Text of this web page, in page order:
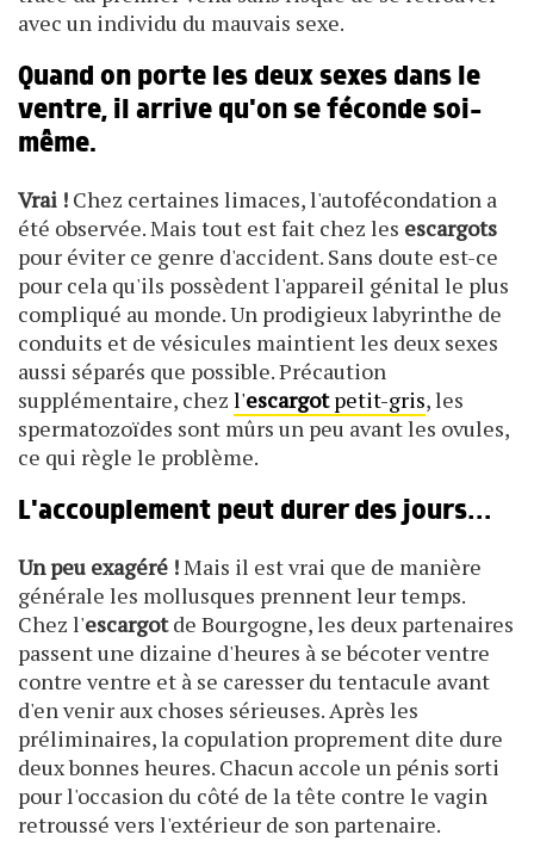
avec un individu du mauvais sexe.
Quand on porte les deux sexes dans le
ventre, il arrive qu'on se féconde soi-
même.
Vrai ! Chez certaines limaces, l'autofécondation a
été observée. Mais tout est fait chez les escargots
pour éviter ce genre d'accident. Sans doute est-ce
pour cela qu'ils possèdent l'appareil génital le plus
compliqué au monde. Un prodigieux labyrinthe de
conduits et de vésicules maintient les deux sexes
aussi séparés que possible. Précaution
supplémentaire, chez l'escargotpetit-gris, les
spermatozoïdes sont mûrs un peu avant les ovules,
ce qui règle le problème.
L'accouplement peut durer des jours…
Un peu exagéré !Mais il est vrai que de manière
générale les mollusques prennent leur temps.
Chez l'escargotde Bourgogne, les deux partenaires
passent une dizaine d'heures à se bécoter ventre
contre ventre et à se caresser du tentacule avant
d'en venir aux choses sérieuses. Après les
préliminaires, la copulation proprement dite dure
deux bonnes heures. Chacun accole un pénis sorti
pour l'occasion du côté de la tête contre le vagin
retroussé vers l'extérieur de son partenaire.